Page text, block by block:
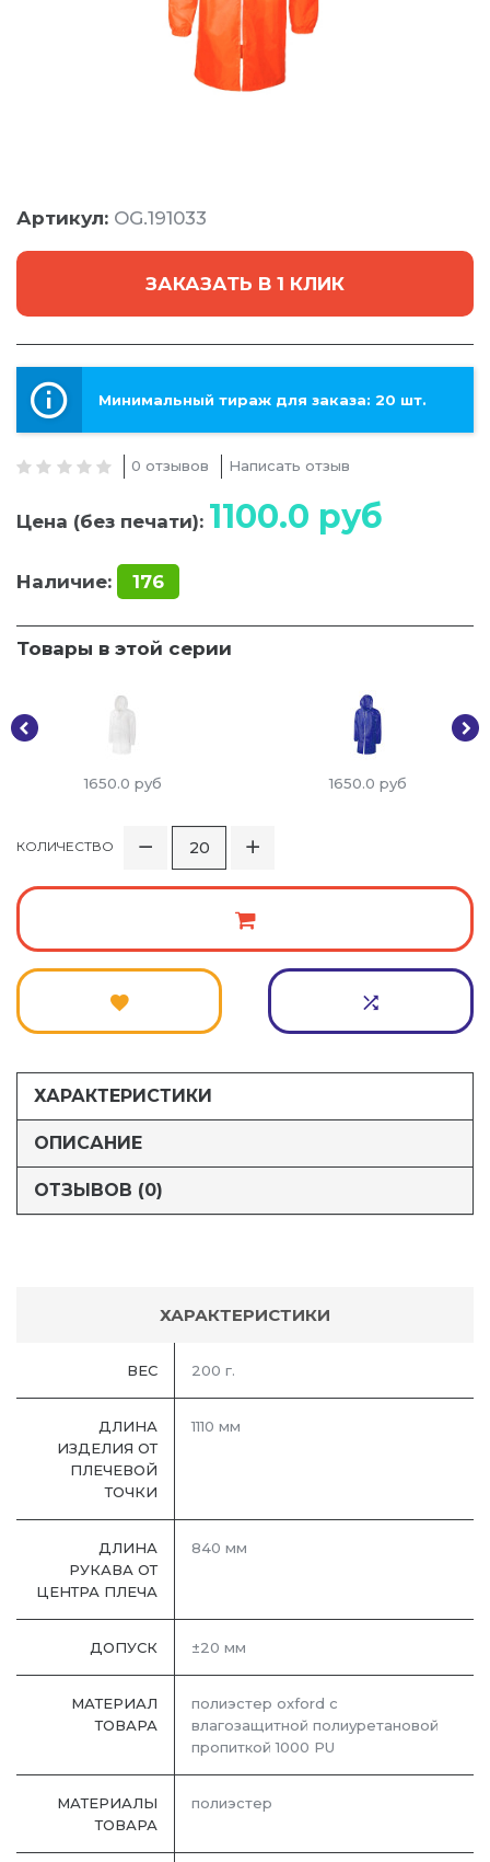
Артикул: OG.191033
ЗАКАЗАТЬ В 1 КЛИК
Минимальный тираж для заказа: 20 шт.
0 отзывов Написать отзыв
Цена (без печати): 1100.0 руб
Наличие: 176
Товары в этой серии
1650.0 руб 1650.0 руб
КОЛИЧЕСТВО
ХАРАКТЕРИСТИКИ
ОПИСАНИЕ
ОТЗЫВОВ (0)
ХАРАКТЕРИСТИКИ
ВЕС 200 г.
ДЛИНА
ИЗДЕЛИЯ ОТ
ПЛЕЧЕВОЙ
ТОЧКИ
1110 мм
ДЛИНА
РУКАВА ОТ
ЦЕНТРА ПЛЕЧА
840 мм
ДОПУСК ±20 мм
МАТЕРИАЛ
ТОВАРА
полиэстер oxford с
влагозащитной полиуретановой
пропиткой 1000 PU
МАТЕРИАЛЫ
ТОВАРА
полиэстер